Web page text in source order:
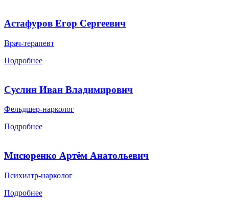
Астафуров Егор Сергеевич
Врач-терапевт
Подробнее
Суслин Иван Владимирович
Фельдшер-нарколог
Подробнее
Мисюренко Артём Анатольевич
Психиатр-нарколог
Подробнее